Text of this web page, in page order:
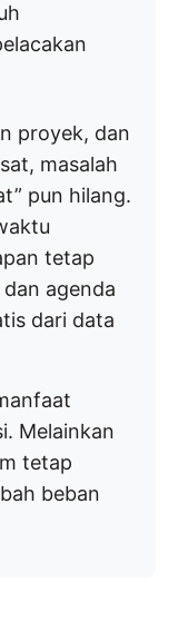
proyek, dan
masalah
pun hilang.
tetap
agenda
dari data
Melainkan
tetap
beban